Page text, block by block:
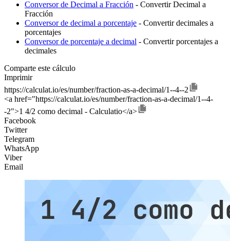
Conversor de Decimal a Fracción - Convertir Decimal a
Fracción
Conversor de decimal a porcentaje - Convertir decimales a
porcentajes
Conversor de porcentaje a decimal - Convertir porcentajes a
decimales
Comparte este cálculo
Imprimir
https://calculat.io/es/number/fraction-as-a-decimal/1--4--2
<a href="https://calculat.io/es/number/fraction-as-a-decimal/1--4-
-2">1 4/2 como decimal - Calculatio</a>
Facebook
Twitter
Telegram
WhatsApp
Viber
Email